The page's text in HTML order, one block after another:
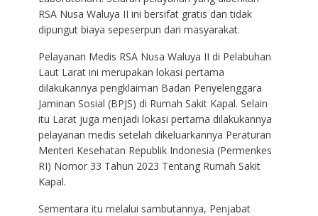
RSA Nusa Waluya II ini bersifat gratis dan tidak
dipungut biaya sepeserpun dari masyarakat.
Pelayanan Medis RSA Nusa Waluya II di Pelabuhan
Laut Larat ini merupakan lokasi pertama
dilakukannya pengklaiman Badan Penyelenggara
Jaminan Sosial (BPJS) di Rumah Sakit Kapal. Selain
itu Larat juga menjadi lokasi pertama dilakukannya
pelayanan medis setelah dikeluarkannya Peraturan
Menteri Kesehatan Republik Indonesia (Permenkes
RI) Nomor 33 Tahun 2023 Tentang Rumah Sakit
Kapal.
Sementara itu melalui sambutannya, Penjabat